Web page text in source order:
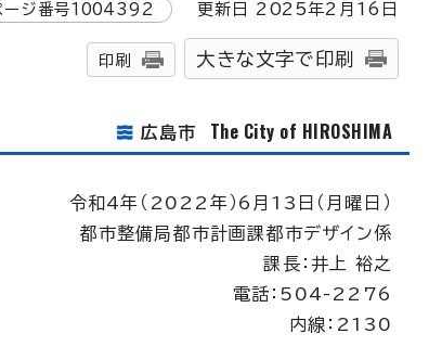
ージ番号1004392 更新日 2025年2月 16 日
印刷 大きな文字で印刷
広島市 The City of HIROSHIMA
令和4年（2022年）6月13日（月曜日）
都市整備局都市計画課都市デザイン係
課長：井上 裕之
電話：504-2276
内線：2130